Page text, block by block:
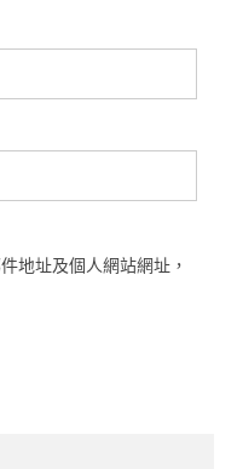
地址及個人網站網址，